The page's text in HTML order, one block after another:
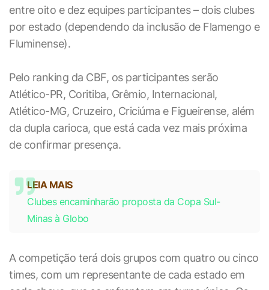
entre oito e dez equipes participantes – dois clubes
por estado (dependendo da inclusão de Flamengo e
Fluminense).
Pelo ranking da CBF, os participantes serão
Atlético-PR, Coritiba, Grêmio, Internacional,
Atlético-MG, Cruzeiro, Criciúma e Figueirense, além
da dupla carioca, que está cada vez mais próxima
de confirmar presença.
LEIA MAIS
Clubes encaminharão proposta da Copa Sul-
Minas à Globo
A competição terá dois grupos com quatro ou cinco
times, com um representante de cada estado em